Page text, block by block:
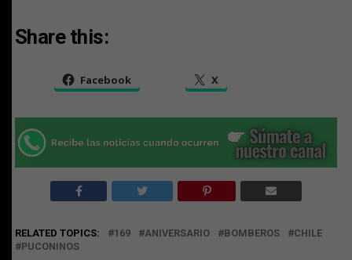
Share this:
Facebook X
RELATED TOPICS: 169 ANIVERSARIO BOMBEROS
CHILE
PUCONINOS